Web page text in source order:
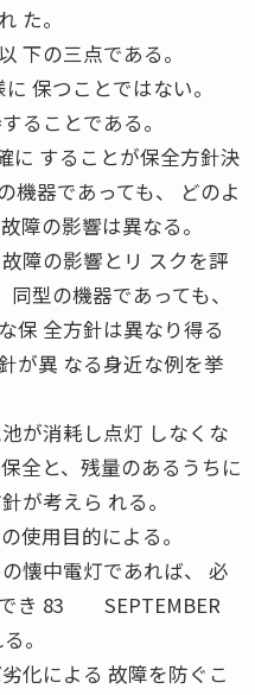
た。
下の三点である。
保つことではない。
ることである。
に することが保全方針決
機器であっても、 どのよ
障の影響は異なる。
障の影響とリ スクを評
型の機器であっても、
保 全方針は異なり得る
が異 なる身近な例を挙
が消耗し点灯 しなくな
全と、残量のあるうちに
が考えら れる。
使用目的による。
懐中電灯であれば、 必
でき 83 SEPTEMBER
。
化による 故障を防ぐこ